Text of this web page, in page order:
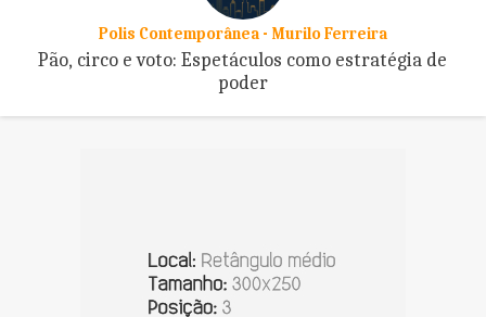
Polis Contemporânea - Murilo Ferreira
Pão, circo e voto: Espetáculos como estratégia de
poder